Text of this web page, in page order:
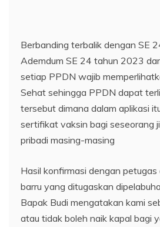
Berbanding terbalik dengan SE
Ademdum SE 24 tahun 2023
setiap PPDN wajib
Sehat sehingga PPDN dapat
tersebut dimana dalam aplikasi
sertifikat vaksin bagi seseorang
pribadi masing-masing
Hasil konfirmasi dengan
barru yang ditugaskan
Bapak Budi mengatakan kami
atau tidak boleh naik kapal bagi